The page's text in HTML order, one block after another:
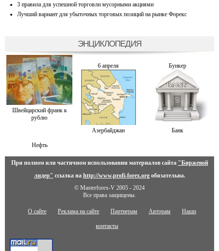
3 правила для успешной торговли мусорными акциями
Лучший вариант для убыточных торговых позиций на рынке Форекс
ЭНЦИКЛОПЕДИЯ
Швейцарский франк к
рублю
6 апреля Бункер
Азербайджан Банк
Нефть
При полном или частичном использовании материалов сайта "Биржевой
лидер" ссылка на http://www.profi-forex.orgобязательна.
© Masterforex-V 2005 - 2024
Все права защищены.
О сайте Реклама на сайте Партнерам Авторам Наши
контакты